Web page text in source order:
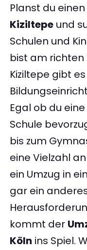
Planst du einen
Kiziltepe und
Schulen und
bist am
Kiziltepe gibt
Egal ob du
Schule
bis zum
eine Vielzahl
ein Umzug in
gar ein
kommt der
Köln ins Spiel.